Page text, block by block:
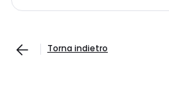
Torna indietro